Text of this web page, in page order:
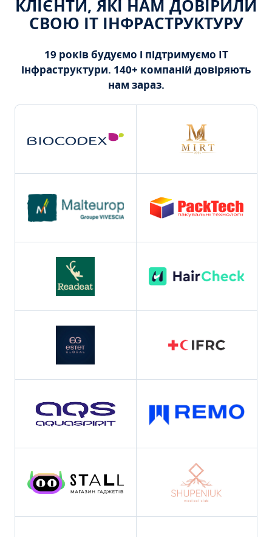
КЛІЄНТИ, ЯКІ НАМ ДОВІРИЛИ
СВОЮ ІТ ІНФРАСТРУКТУРУ
19 років будуємо і підтримуємо ІТ
інфраструктури. 140+ компаній довіряють
нам зараз.